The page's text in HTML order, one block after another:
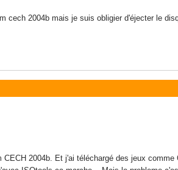
cech 2004b mais je suis obligier d'éjecter le
2004b. Et j'ai téléchargé des jeux